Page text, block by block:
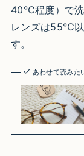
40℃程度）で洗
レンズは55℃以
す。
あわせて読みた